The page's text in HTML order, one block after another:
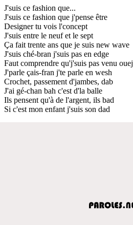
J'suis ce fashion que...
J'suis ce fashion que j'pense être
Designer tu vois l'concept
J'suis entre le neuf et le sept
Ça fait trente ans que je suis new wave
J'suis ché-bran j'suis pas en edge
Faut comprendre qu'j'suis pas venu ouej
J'parle çais-fran j'te parle en wesh
Crochet, passement d'jambes, dab
J'ai gé-chan bah c'est d'la balle
Ils pensent qu'à de l'argent, ils bad
Si c'est mon enfant j'suis son dad